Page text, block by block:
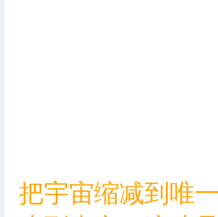
把宇宙缩减到唯